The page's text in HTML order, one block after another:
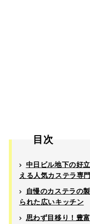
目次
中日ビル地下の好
える人気カステラ専
自慢のカステラの
られた広いキッチン
思わず目移り！豊